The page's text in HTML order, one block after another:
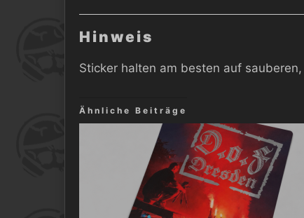
Hinweis
Sticker halten am besten auf
Ähnliche Beiträge